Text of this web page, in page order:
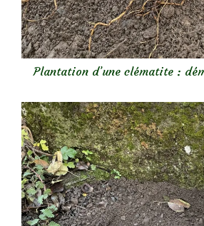
Plantation d’une clématite :